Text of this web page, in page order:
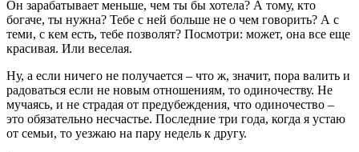
Он зарабатывает меньше, чем ты бы хотела? А тому, кто
богаче, ты нужна? Тебе с ней больше не о чем говорить? А с
теми, с кем есть, тебе позволят? Посмотри: может, она все еще
красивая. Или веселая.
Ну, а если ничего не получается – что ж, значит, пора валить и
радоваться если не новым отношениям, то одиночеству. Не
мучаясь, и не страдая от предубеждения, что одиночество –
это обязательно несчастье. Последние три года, когда я устаю
от семьи, то уезжаю на пару недель к другу.